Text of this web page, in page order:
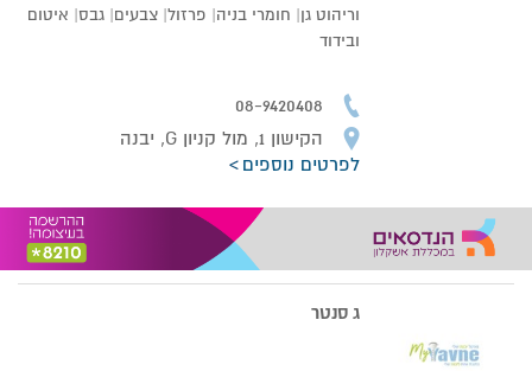
וריהוט גן| חומרי בניה| פרזול| צבעים| גבס| איטום
ובידוד
08-9420408
הקישון 1, מול קניון G, יבנה
לפרטים נוספים
ג סנטר